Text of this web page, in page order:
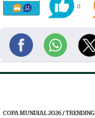
0
COPA MUNDIAL 2026/TRENDING